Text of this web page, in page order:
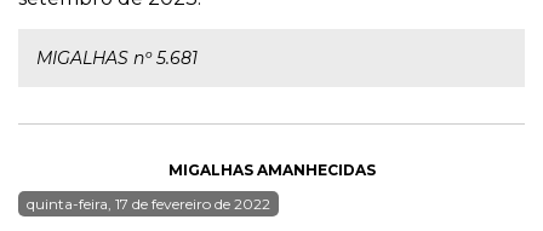
MIGALHAS nº 5.681
MIGALHAS AMANHECIDAS
quinta-feira, 17 de fevereiro de 2022